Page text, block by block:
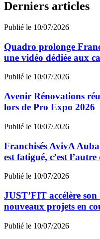
Derniers articles
Publié le 10/07/2026
Quadro prolonge
une vidéo dédiée aux
Publié le 10/07/2026
Avenir Rénovations
lors de Pro Expo 2026
Publié le 10/07/2026
Franchisés AvivA
est fatigué, c’est
Publié le 10/07/2026
JUST’FIT accélère
nouveaux projets en
Publié le 10/07/2026